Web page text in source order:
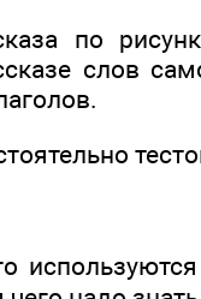
по
слов